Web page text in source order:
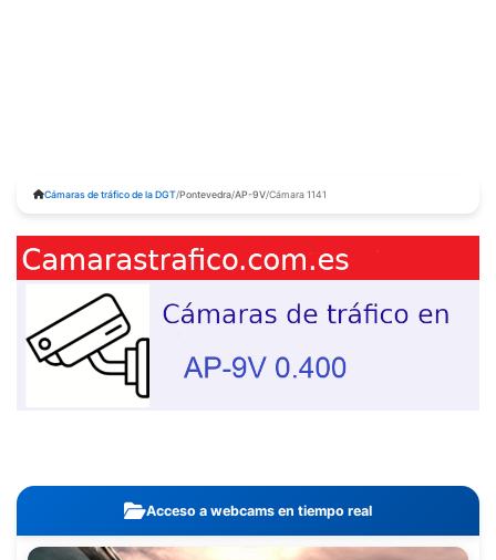
Cámaras de tráfico de la DGT/Pontevedra/AP-9V/Cámara 1141
Acceso a webcams en tiempo real